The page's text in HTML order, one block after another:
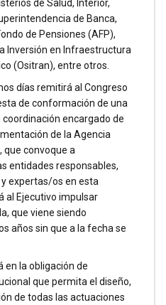
de Salud, Interior,
de Banca,
de Pensiones (AFP),
Inversión en Infraestructura
(Ositran), entre otros.
días remitirá al Congreso
de conformación de una
encargado de
de la Agencia
que convoque a
entidades responsables,
expertas/os en esta
al Ejecutivo impulsar
que viene siendo
años sin que a la fecha se
en la obligación de
que permita el diseño,
de todas las actuaciones